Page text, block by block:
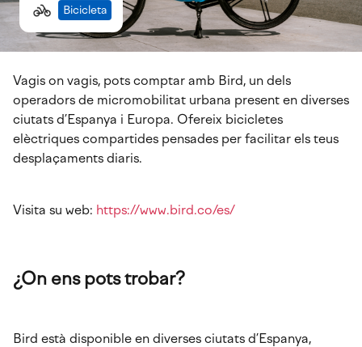
Bicicleta
Vagis on vagis, pots comptar amb Bird, un dels
operadors de micromobilitat urbana present en diverses
ciutats d’Espanya i Europa. Ofereix bicicletes
elèctriques compartides pensades per facilitar els teus
desplaçaments diaris.
Visita su web: https://www.bird.co/es/
¿On ens pots trobar?
Bird està disponible en diverses ciutats d’Espanya,